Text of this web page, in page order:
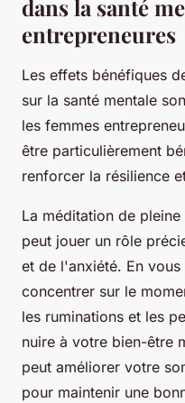
dans la santé
entrepreneures
Les effets bénéfiques
sur la santé mentale
les femmes
être particulièrement
renforcer la résilience
La méditation de
peut jouer un rôle
et de l'anxiété. En
concentrer sur le
les ruminations et les
nuire à votre bien-être
peut améliorer votre
pour maintenir une